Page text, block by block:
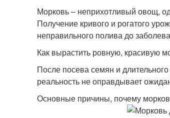
Морковь – неприхотливый овощ,
Получение кривого и рогатого
неправильного полива до
Как вырастить ровную, красивую
После посева семян и
реальность не оправдывает
Основные причины, почему